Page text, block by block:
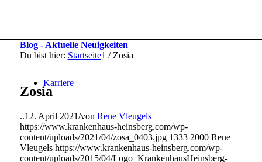
Karriere
Blog - Aktuelle Neuigkeiten
Du bist hier: Startseite1 / Zosia
Zosia
..12. April 2021/von Rene Vleugels
https://www.krankenhaus-heinsberg.com/wp-
content/uploads/2021/04/zosa_0403.jpg 1333 2000 Rene
Vleugels https://www.krankenhaus-heinsberg.com/wp-
content/uploads/2015/04/Logo_KrankenhausHeinsberg-